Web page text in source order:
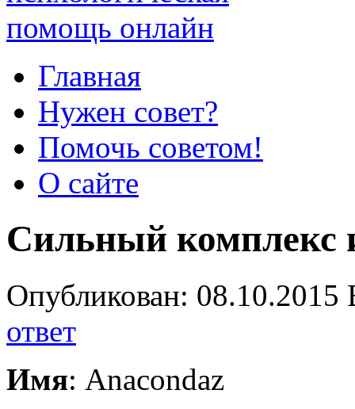
Главная
Нужен совет?
Помочь советом!
О сайте
Сильный комплекс
Опубликован:
ответ
Имя: Anacondaz